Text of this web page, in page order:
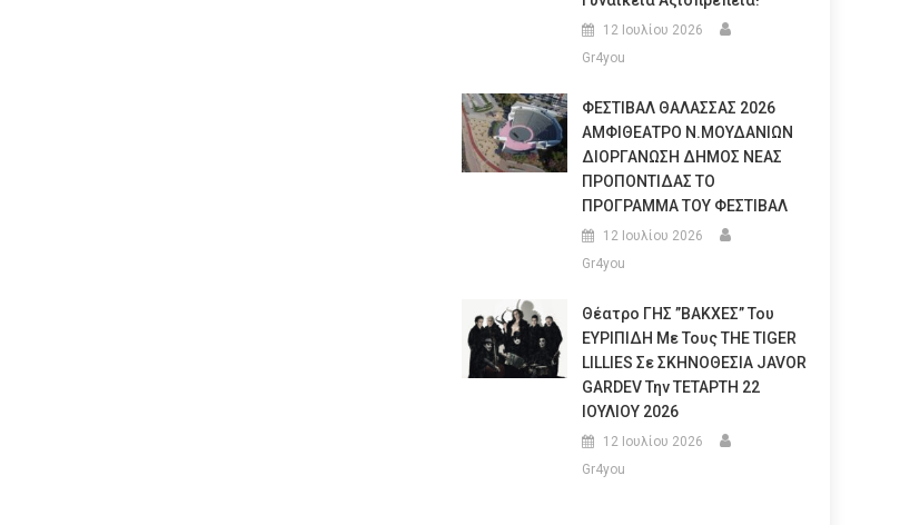
12 Ιουλίου 2026
Gr4you
ΦΕΣΤΙΒΑΛ ΘΑΛΑΣΣΑΣ 2026
ΑΜΦΙΘΕΑΤΡΟ Ν.ΜΟΥΔΑΝΙΩΝ
ΔΙΟΡΓΑΝΩΣΗ ΔΗΜΟΣ ΝΕΑΣ
ΠΡΟΠΟΝΤΙΔΑΣ ΤΟ
ΠΡΟΓΡΑΜΜΑ ΤΟΥ ΦΕΣΤΙΒΑΛ
12 Ιουλίου 2026
Gr4you
Θέατρο ΓΗΣ ”ΒΑΚΧΕΣ” Του
ΕΥΡΙΠΙΔΗ Με Τους THE TIGER
LILLIES Σε ΣΚΗΝΟΘΕΣΙΑ JAVOR
GARDEV Την ΤΕΤΑΡΤΗ 22
ΙΟΥΛΙΟΥ 2026
12 Ιουλίου 2026
Gr4you